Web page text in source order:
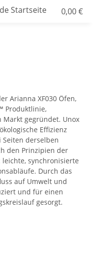
0,00 €
Arianna XF030 Öfen,
Produktlinie,
gegründet. Unox
Effizienz
Seiten derselben
den Prinzipien der
leichte, synchronisierte
Durch das
auf Umwelt und
und für einen
gesorgt.